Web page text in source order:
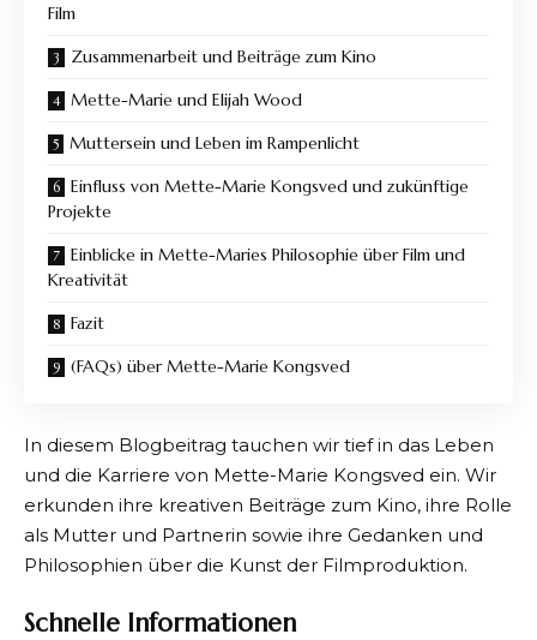
Film
Zusammenarbeit und Beiträge zum Kino
Mette-Marie und Elijah Wood
Muttersein und Leben im Rampenlicht
Einfluss von Mette-Marie Kongsved und zukünftige
Projekte
Einblicke in Mette-Maries Philosophie über Film und
Kreativität
Fazit
(FAQs) über Mette-Marie Kongsved
In diesem Blogbeitrag tauchen wir tief in das Leben
und die Karriere von Mette-Marie Kongsved ein. Wir
erkunden ihre kreativen Beiträge zum Kino, ihre Rolle
als Mutter und Partnerin sowie ihre Gedanken und
Philosophien über die Kunst der Filmproduktion.
Schnelle Informationen